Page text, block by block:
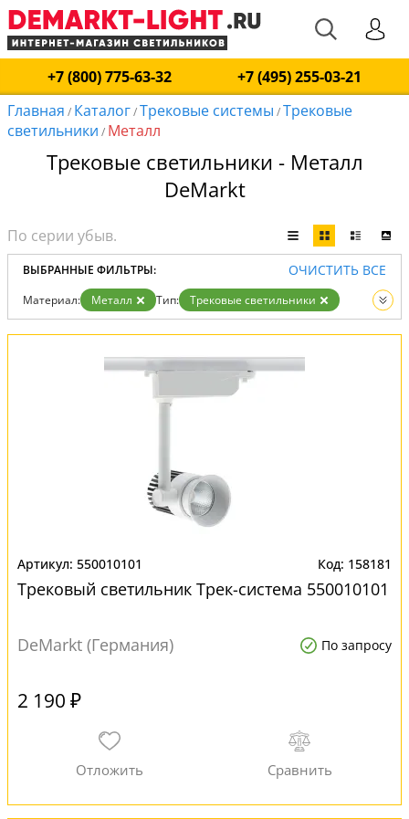
+7 (800) 775-63-32
+7 (495) 255-03-21
Главная / Каталог/Трековые системы /Трековые
светильники / Металл
Трековые светильники - Металл
DeMarkt
ВЫБРАННЫЕ ФИЛЬТРЫ: ОЧИСТИТЬ ВСЕ
Материал: Металл Тип:
Трековые светильники
Вид:
Трековые системы
550010101 158181
Трековый светильник Трек-система 550010101
DeMarkt (Германия) По запросу
2 190 ₽